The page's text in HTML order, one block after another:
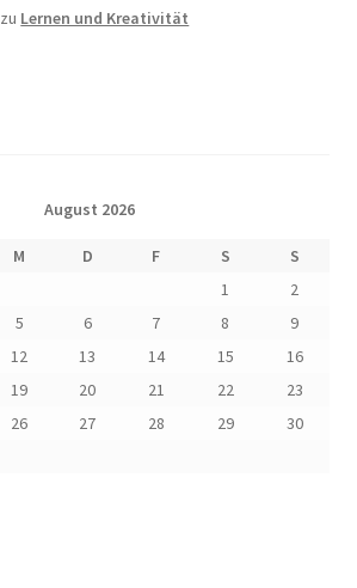
zu Lernen und Kreativität
August 2026
M D F S
S
1
2
5 6 7 8
9
12 13 14 15
16
19 20 21 22
23
26 27 28 29
30